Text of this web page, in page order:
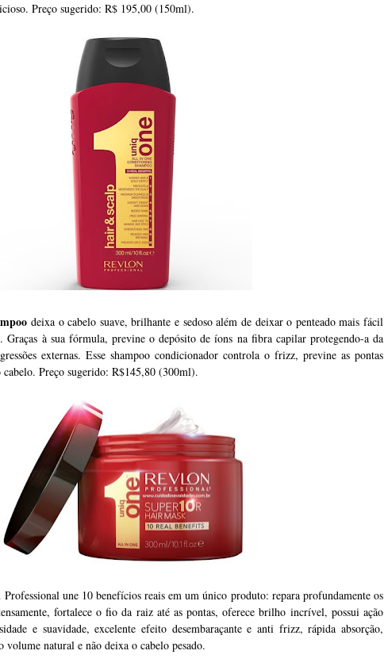
Preço sugerido: R$ 195,00 (150ml).
deixa o cabelo suave, brilhante e sedoso além de deixar o penteado mais fácil
Graças à sua fórmula, previne o depósito de íons na fibra capilar protegendo-a da
externas. Esse shampoo condicionador controla o frizz, previne as pontas
cabelo. Preço sugerido: R$145,80 (300ml).
Professional une 10 benefícios reais em um único produto: repara profundamente os
fortalece o fio da raiz até as pontas, oferece brilho incrível, possui ação
e suavidade, excelente efeito desembaraçante e anti frizz, rápida absorção,
natural e não deixa o cabelo pesado.